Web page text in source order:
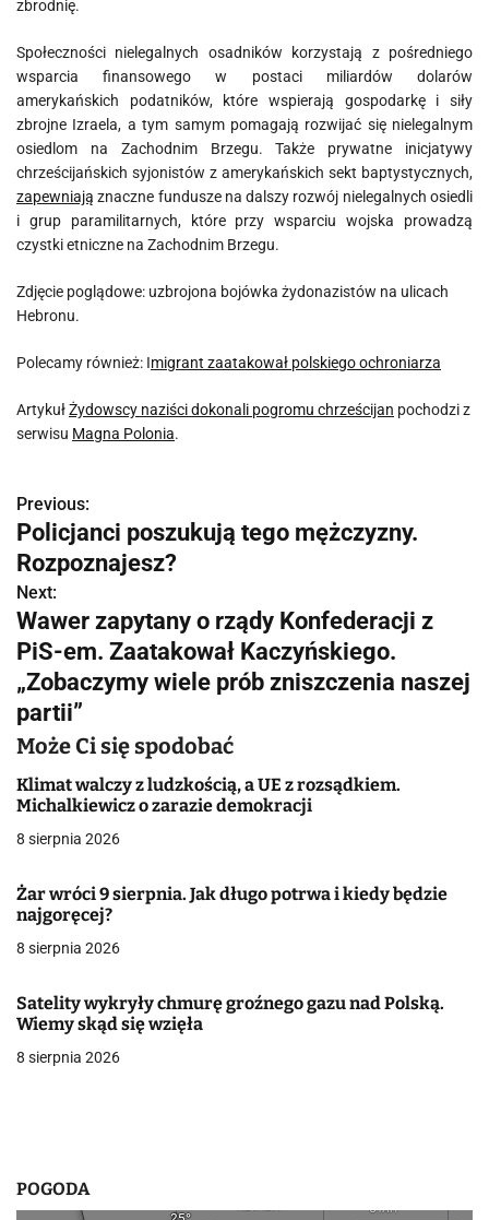
zbrodnię.
Społeczności nielegalnych osadników korzystają z pośredniego
wsparcia finansowego w postaci miliardów dolarów
amerykańskich podatników, które wspierają gospodarkę i siły
zbrojne Izraela, a tym samym pomagają rozwijać się nielegalnym
osiedlom na Zachodnim Brzegu. Także prywatne inicjatywy
chrześcijańskich syjonistów z amerykańskich sekt baptystycznych,
zapewniają znaczne fundusze na dalszy rozwój nielegalnych osiedli
i grup paramilitarnych, które przy wsparciu wojska prowadzą
czystki etniczne na Zachodnim Brzegu.
Zdjęcie poglądowe: uzbrojona bojówka żydonazistów na ulicach
Hebronu.
Polecamy również: Imigrant zaatakował polskiego ochroniarza
ArtykułŻydowscy naziści dokonali pogromu chrześcijan pochodzi z
serwisu Magna Polonia.
N
a
w
i
g
a
c
j
a
w
p
s
u
Previous:
Policjanci poszukują tego mężczyzny.
Rozpoznajesz?
Next:
Wawer zapytany o rządy Konfederacji z
PiS-em. Zaatakował Kaczyńskiego.
„Zobaczymy wiele prób zniszczenia naszej
partii”
Może Ci się spodobać
Klimat walczy z ludzkością, a UE z rozsądkiem.
Michalkiewicz o zarazie demokracji
8 sierpnia 2026
Żar wróci 9 sierpnia. Jak długo potrwa i kiedy będzie
najgoręcej?
8 sierpnia 2026
Satelity wykryły chmurę groźnego gazu nad Polską.
Wiemy skąd się wzięła
8 sierpnia 2026
POGODA